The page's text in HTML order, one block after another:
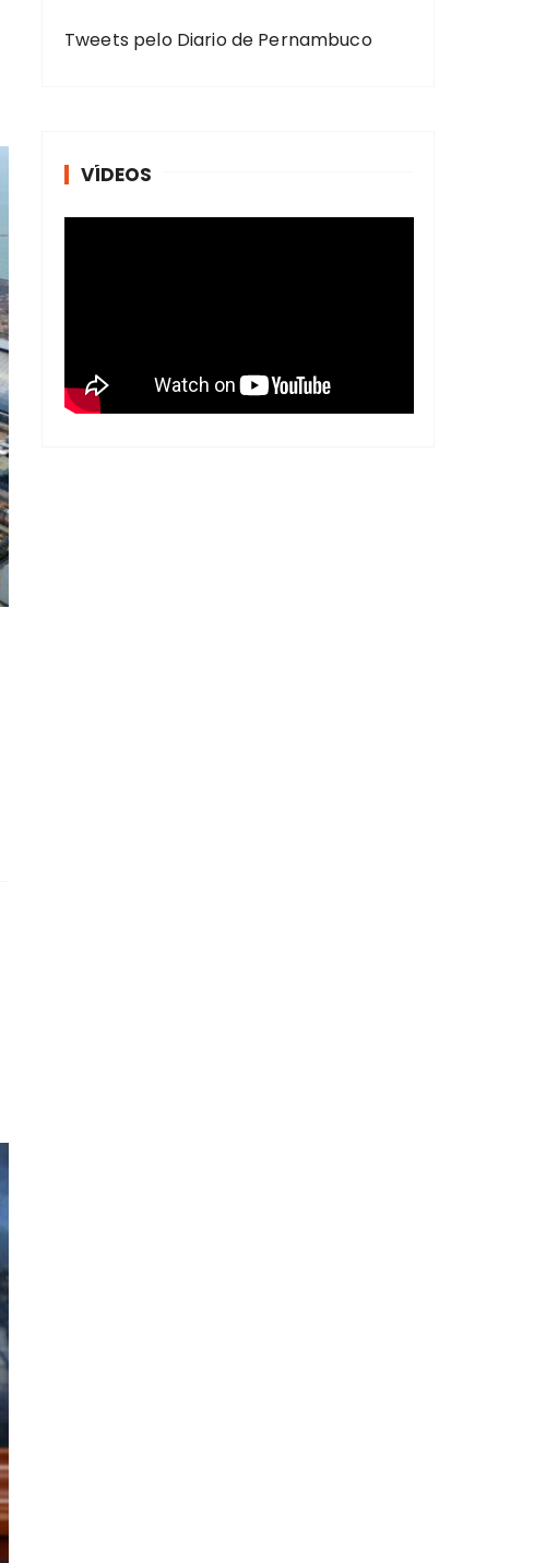
Tweets pelo Diario de Pernambuco
VÍDEOS